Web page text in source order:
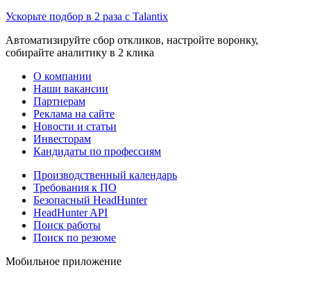
Ускорьте подбор в 2 раза с Talantix
Автоматизируйте сбор откликов, настройте воронку,
собирайте аналитику в 2 клика
О компании
Наши вакансии
Партнерам
Реклама на сайте
Новости и статьи
Инвесторам
Кандидаты по профессиям
Производственный календарь
Требования к ПО
Безопасный HeadHunter
HeadHunter API
Поиск работы
Поиск по резюме
Мобильное приложение